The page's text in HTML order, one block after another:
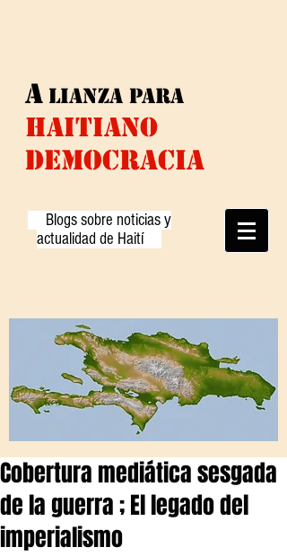
A lianza para
HAITIANO
DEMOCRACIA
Blogs sobre noticias y
actualidad de Haití
Cobertura mediática sesgada
de la guerra ; El legado del
imperialismo